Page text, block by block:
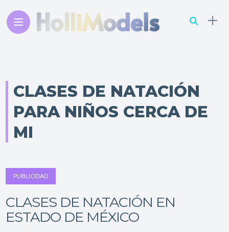
CLASES DE NATACIÓN
PARA NIÑOS CERCA DE
MI
PUBLICIDAD
CLASES DE NATACIÓN EN
ESTADO DE MÉXICO